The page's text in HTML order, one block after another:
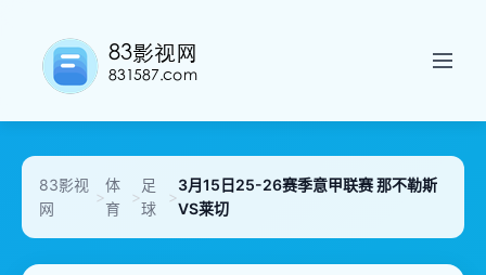
83影视
网
>
体
育
>
足
球
>
3月15日25-26赛季意甲联赛 那不勒斯
VS莱切